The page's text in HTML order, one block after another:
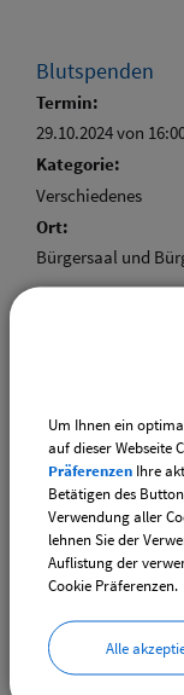
Blutspenden
Termin:
29.10.2024 von
Kategorie:
Verschiedenes
Ort:
Bürgersaal und
Den
downloaden
Den
downloaden
Um Ihnen ein
auf dieser Webseite
Präferenzen Ihre
Betätigen des
Verwendung aller
lehnen Sie der
Auflistung der
Cookie Präferenzen.
Alle